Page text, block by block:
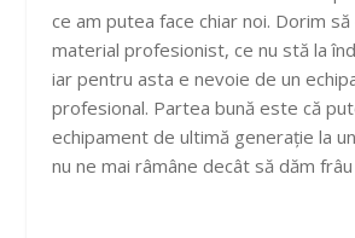
ce am putea face chiar noi. Dorim
material profesionist, ce nu stă la
iar pentru asta e nevoie de un
profesional. Partea bună este că
echipament de ultimă generație la
nu ne mai râmâne decât să dăm